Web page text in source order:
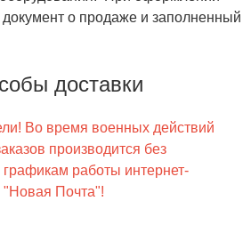
документ о продаже и заполненный
доставки
Во время военных действий
производится без
работы интернет-
Почта"!